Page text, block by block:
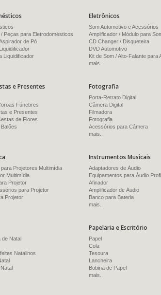
Peças para Eletrodomésticos
de Pó
Liquidificador
Eletrônicos
Som Automotivo e Acessórios
Amplificador / Módulo para
CD Changer / Disqueteira
DVD Automotivo
Kit de Som / Alto-Falante para
mais..
e Presentes
Fúnebres
e Presentes
de Flores
Fotografia
Porta-Retrato Digital
Câmera Digital
Filmadora
Fotografia
Acessórios para Câmera
mais..
Projetores Multimídia
Multimídia
Projetor
para Projetor
Projetor
Instrumentos Musicais
Adaptadores de Áudio
Equipamentos para Áudio
Afinador
Amplificador de Áudio
Banco para Bateria
mais..
de Natal
Natalinos
Papelaria e Escritório
Papel
Cola
Tesoura
Lancheira
Bobina de Papel
mais..